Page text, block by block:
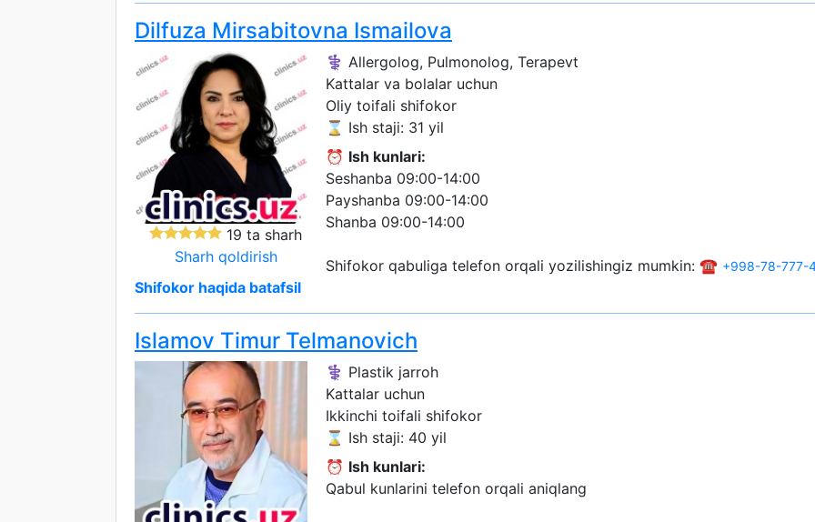
Dilfuza Mirsabitovna Ismailova
19 ta sharh
Sharh qoldirish
⚕️ Allergolog, Pulmonolog, Terapevt
Kattalar va bolalar uchun
Oliy toifali shifokor
⌛ Ish staji: 31 yil
⏰ Ish kunlari:
Seshanba 09:00-14:00
Payshanba 09:00-14:00
Shanba 09:00-14:00
Shifokor qabuliga telefon orqali yozilishingiz mumkin: ☎️ +998-78-777-
Shifokor haqida batafsil
Islamov Timur Telmanovich
⚕️ Plastik jarroh
Kattalar uchun
Ikkinchi toifali shifokor
⌛ Ish staji: 40 yil
⏰ Ish kunlari:
Qabul kunlarini telefon orqali aniqlang